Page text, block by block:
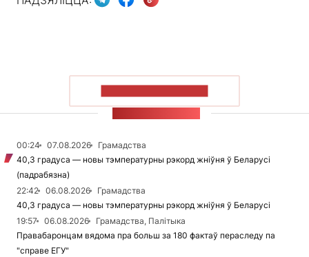
00:24 07.08.2026
Грамадства
40,3 градуса — новы тэмпературны рэкорд жніўня ў Беларусі
(падрабязна)
22:42
06.08.2026
Грамадства
40,3 градуса — новы тэмпературны рэкорд жніўня ў Беларусі
19:57
06.08.2026
Грамадства, Палітыка
Правабаронцам вядома пра больш за 180 фактаў пераследу па
"справе ЕГУ"